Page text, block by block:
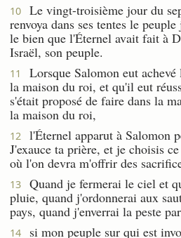
10
Le vingt-troisième jour du
renvoya dans ses tentes le
le bien que l'Éternel avait fait à
Israël, son peuple.
11
Lorsque Salomon eut
la maison du roi, et qu'il eut
s'était proposé de faire dans la
la maison du roi,
12
l'Éternel apparut à Salomon
J'exauce ta prière, et je choisis
où l'on devra m'offrir des
13
Quand je fermerai le ciel et
pluie, quand j'ordonnerai aux
pays, quand j'enverrai la peste
14
si mon peuple sur qui est